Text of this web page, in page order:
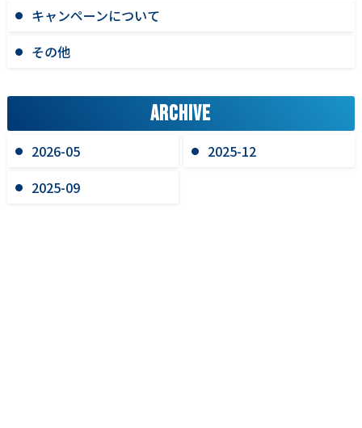
キャンペーンについて
その他
ARCHIVE
2026-05
2025-12
2025-09